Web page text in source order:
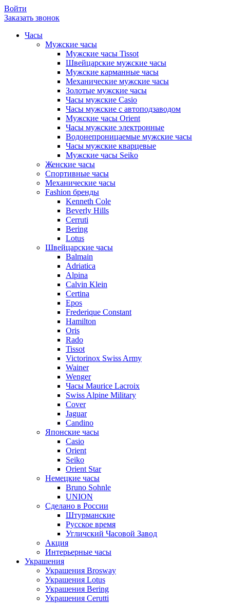
Войти
Заказать звонок
Часы
Мужские часы
Мужские часы Tissot
Швейцарские мужские часы
Мужские карманные часы
Механические мужские часы
Золотые мужские часы
Часы мужские Casio
Часы мужские с автоподзаводом
Мужские часы Orient
Часы мужские электронные
Водонепроницаемые мужские часы
Часы мужские кварцевые
Мужские часы Seiko
Женские часы
Спортивные часы
Механические часы
Fashion бренды
Kenneth Cole
Beverly Hills
Cerruti
Bering
Lotus
Швейцарские часы
Balmain
Adriatica
Alpina
Calvin Klein
Certina
Epos
Frederique Constant
Hamilton
Oris
Rado
Tissot
Victorinox Swiss Army
Wainer
Wenger
Часы Maurice Lacroix
Swiss Alpine Military
Cover
Jaguar
Candino
Японские часы
Casio
Orient
Seiko
Orient Star
Немецкие часы
Bruno Sohnle
UNION
Сделано в России
Штурманские
Русское время
Угличский Часовой Завод
Акция
Интерьерные часы
Украшения
Украшения Brosway
Украшения Lotus
Украшения Bering
Украшения Cerutti